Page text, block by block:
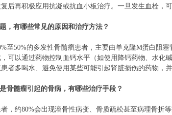
后再积极应用抗凝或抗血小板治疗。一旦发生血栓，
，有哪些常见的原因和治疗方法？
至50%的多发性骨髓瘤患者，主要由单克隆M蛋白阻
可以通过药物控制血钙水平（如使用降钙药物、水化
者多喝水、避免使用某些可能引起肾脏损伤的药物，
骨髓瘤引起的骨病，有哪些治疗手段？
，约80%会出现溶骨性病变、骨质疏松甚至病理骨折